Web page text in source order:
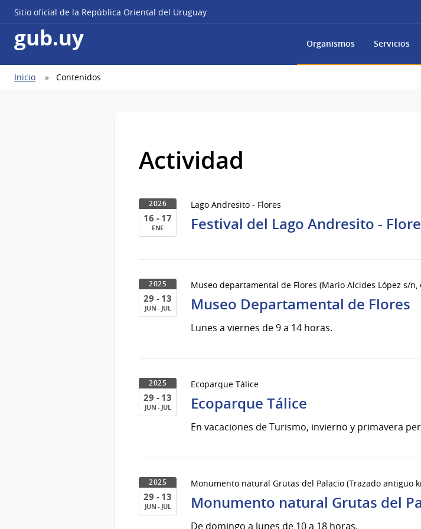
Sitio oficial de la República Oriental del Uruguay
gub.uy Organismos Servicios
Ruta
Inicio Contenidos
Actividad
2026
16 - 17
ENE
de
Ene
del
Lago Andresito - Flores
Festival del Lago Andresito -
2025
29 - 13
JUN - JUL
Jun
del
2025
Museo departamental de Flores (Mario Alcides López s/n,
Museo Departamental de Flores
Lunes a viernes de 9 a 14 horas.
2025
29 - 13
JUN - JUL
Jun
del
2025
Ecoparque Tálice
Ecoparque Tálice
En vacaciones de Turismo, invierno y primavera
2025
29 - 13
JUN - JUL
Monumento natural Grutas del Palacio (Trazado antiguo
Monumento natural Grutas del
De domingo a lunes de 10 a 18 horas.